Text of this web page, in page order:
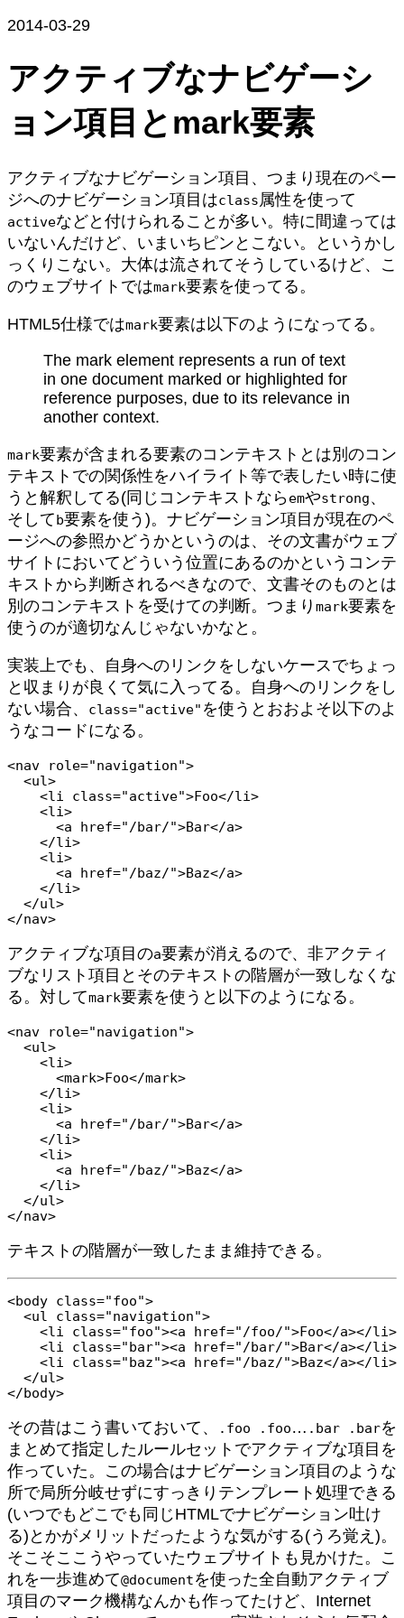
2014-03-29
アクティブなナビゲーシ
ョン項目とmark要素
アクティブなナビゲーション項目、つまり現在のペー
ジへのナビゲーション項目はclass属性を使って
activeなどと付けられることが多い。特に間違っては
いないんだけど、いまいちピンとこない。というかし
っくりこない。大体は流されてそうしているけど、こ
のウェブサイトではmark要素を使ってる。
HTML5仕様ではmark要素は以下のようになってる。
The mark element represents a run of text
in one document marked or highlighted for
reference purposes, due to its relevance in
another context.
mark要素が含まれる要素のコンテキストとは別のコン
テキストでの関係性をハイライト等で表したい時に使
うと解釈してる(同じコンテキストならemやstrong、
そしてb要素を使う)。ナビゲーション項目が現在のペ
ージへの参照かどうかというのは、その文書がウェブ
サイトにおいてどういう位置にあるのかというコンテ
キストから判断されるべきなので、文書そのものとは
別のコンテキストを受けての判断。つまり mark要素を
使うのが適切なんじゃないかなと。
実装上でも、自身へのリンクをしないケースでちょっ
と収まりが良くて気に入ってる。自身へのリンクをし
ない場合、
class="active" を使うとおおよそ以下のよ
うなコードになる。
<nav role="navigation">
</nav>
アクティブな項目のa要素が消えるので、非アクティ
ブなリスト項目とそのテキストの階層が一致しなくな
る。対してmark要素を使うと以下のようになる。
<nav role="navigation">
</nav>
テキストの階層が一致したまま維持できる。
<body class="foo">
</body>
その昔はこう書いておいて、 .foo .foo… .bar .barを
まとめて指定したルールセットでアクティブな項目を
作っていた。この場合はナビゲーション項目のような
所で局所分岐せずにすっきりテンプレート処理できる
(いつでもどこでも同じHTMLでナビゲーション吐け
る)とかがメリットだったような気がする(うろ覚え)。
そこそここうやっていたウェブサイトも見かけた。こ
れを一歩進めて@documentを使った全自動アクティブ
項目のマーク機構なんかも作ってたけど、Internet